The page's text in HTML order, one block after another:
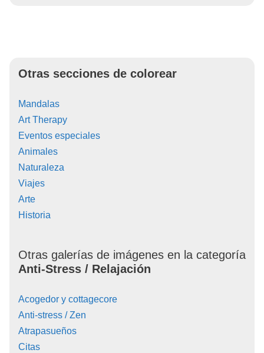
Otras secciones de colorear
Mandalas
Art Therapy
Eventos especiales
Animales
Naturaleza
Viajes
Arte
Historia
Otras galerías de imágenes en la categoría
Anti-Stress / Relajación
Acogedor y cottagecore
Anti-stress / Zen
Atrapasueños
Citas